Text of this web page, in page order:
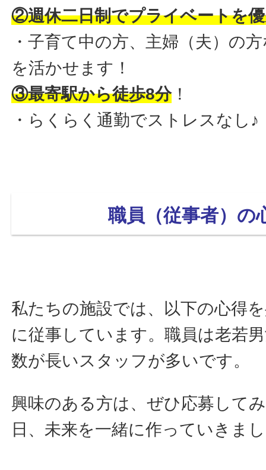
②週休二日制でプライベートを
・子育て中の方、主婦（夫）の
を活かせます！
③最寄駅から徒歩8分！
・らくらく通勤でストレスなし♪
職員（従事者）の
私たちの施設では、以下の心得
に従事しています。職員は老若
数が長いスタッフが多いです。
興味のある方は、ぜひ応募して
日、未来を一緒に作っていきま